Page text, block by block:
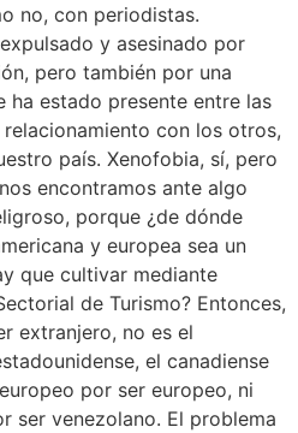
no, con periodistas.
y asesinado por
pero también por una
estado presente entre las
con los otros,
país. Xenofobia, sí, pero
encontramos ante algo
porque ¿de dónde
y europea sea un
que cultivar mediante
de Turismo? Entonces,
extranjero, no es el
el canadiense
por ser europeo, ni
ser venezolano. El problema